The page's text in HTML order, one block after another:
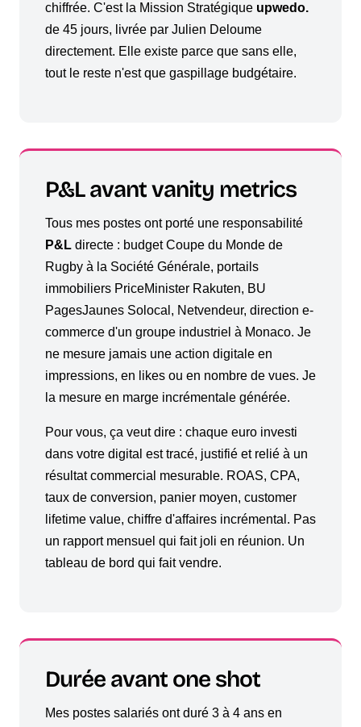
chiffrée. C'est la Mission Stratégique upwedo.
de 45 jours, livrée par Julien Deloume
directement. Elle existe parce que sans elle,
tout le reste n'est que gaspillage budgétaire.
P&L avant vanity metrics
Tous mes postes ont porté une responsabilité
P&L directe : budget Coupe du Monde de
Rugby à la Société Générale, portails
immobiliers PriceMinister Rakuten, BU
PagesJaunes Solocal, Netvendeur, direction e-
commerce d'un groupe industriel à Monaco. Je
ne mesure jamais une action digitale en
impressions, en likes ou en nombre de vues. Je
la mesure en marge incrémentale générée.
Pour vous, ça veut dire : chaque euro investi
dans votre digital est tracé, justifié et relié à un
résultat commercial mesurable. ROAS, CPA,
taux de conversion, panier moyen, customer
lifetime value, chiffre d'affaires incrémental. Pas
un rapport mensuel qui fait joli en réunion. Un
tableau de bord qui fait vendre.
Durée avant one shot
Mes postes salariés ont duré 3 à 4 ans en